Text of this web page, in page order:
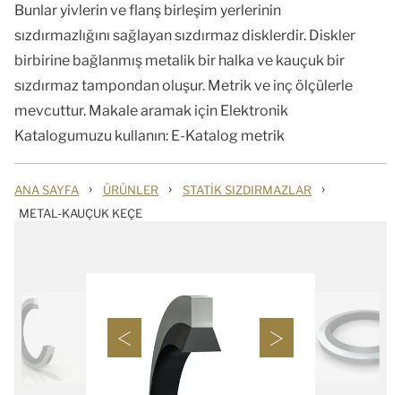
Bunlar yivlerin ve flanş birleşim yerlerinin
sızdırmazlığını sağlayan sızdırmaz disklerdir. Diskler
birbirine bağlanmış metalik bir halka ve kauçuk bir
sızdırmaz tampondan oluşur. Metrik ve inç ölçülerle
mevcuttur. Makale aramak için Elektronik
Katalogumuzu kullanın: E-Katalog metrik
ANA SAYFA › ÜRÜNLER › STATIK SIZDIRMAZLAR ›
METAL-KAUÇUK KEÇE